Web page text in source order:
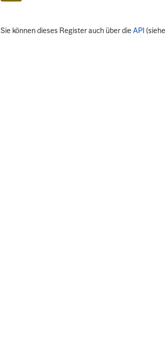
Sie können dieses Register auch über dieAPI (siehe